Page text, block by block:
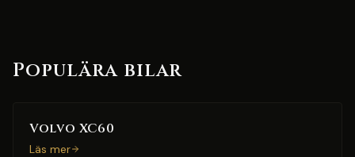
Populära bilar
Volvo XC60
Läs mer